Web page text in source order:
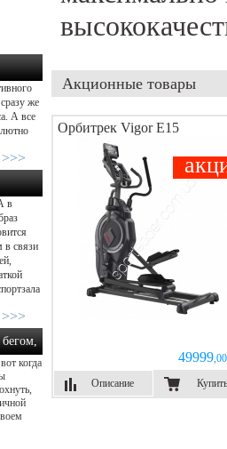
...
же
А все
>>>
в
в связи
>>>
когда
Акционные товары
Орбитрек Vigor E15
49999
Описание
Купить